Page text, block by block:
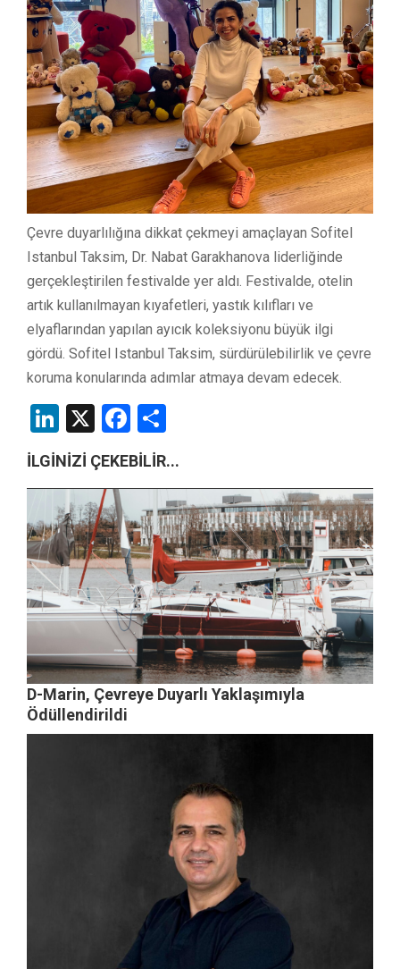
Çevre duyarlılığına dikkat çekmeyi amaçlayan Sofitel
Istanbul Taksim, Dr. Nabat Garakhanova liderliğinde
gerçekleştirilen festivalde yer aldı. Festivalde, otelin
artık kullanılmayan kıyafetleri, yastık kılıfları ve
elyaflarından yapılan ayıcık koleksiyonu büyük ilgi
gördü. Sofitel Istanbul Taksim, sürdürülebilirlik ve çevre
koruma konularında adımlar atmaya devam edecek.
LinkedIn
X Facebook
İLGİNİZİ ÇEKEBİLİR...
D-Marin, Çevreye Duyarlı Yaklaşımıyla
Ödüllendirildi